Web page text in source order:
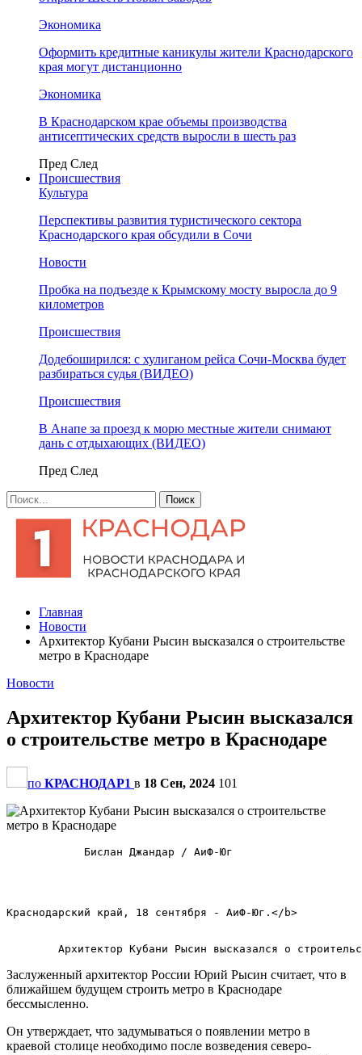
Экономика
Оформить кредитные каникулы жители Краснодарского
края могут дистанционно
Экономика
В Краснодарском крае объемы производства
антисептических средств выросли в шесть раз
Пред След
Происшествия
Культура
Перспективы развития туристического сектора
Краснодарского края обсудили в Сочи
Новости
Пробка на подъезде к Крымскому мосту выросла до 9
километров
Происшествия
Додебоширился: с хулиганом рейса Сочи-Москва будет
разбираться судья (ВИДЕО)
Происшествия
В Анапе за проезд к морю местные жители снимают
дань с отдыхающих (ВИДЕО)
Пред След
Главная
Новости
Архитектор Кубани Рысин высказался о строительстве
метро в Краснодаре
Новости
Архитектор Кубани Рысин высказался
о строительстве метро в Краснодаре
по КРАСНОДАР1 в 18 Сен, 2024 101
            Бислан Джандар / АиФ-Юг
Краснодарский край, 18 сентября - АиФ-Юг.</b>
Заслуженный архитектор России Юрий Рысин считает, что в
ближайшем будущем строить метро в Краснодаре
бессмысленно.
Он утверждает, что задумываться о появлении метро в
краевой столице необходимо после возведения северо-